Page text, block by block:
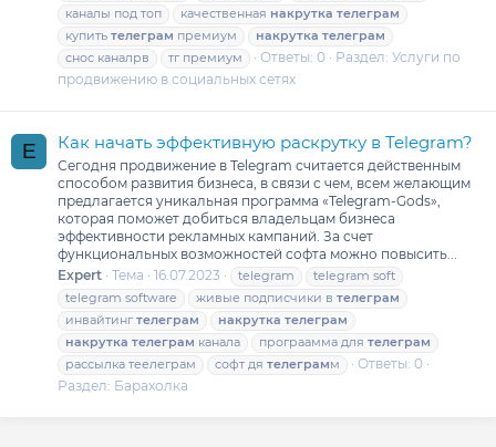
каналы под топ
качественная накрутка телеграм
купить телеграм премиум накрутка телеграм
снос каналрв
тг премиум Ответы: 0 Раздел: Услуги по
продвижению в социальных сетях
E Как начать эффективную раскрутку в Telegram?
Сегодня продвижение в Telegram считается действенным
способом развития бизнеса, в связи с чем, всем желающим
предлагается уникальная программа «Telegram-Gods»,
которая поможет добиться владельцам бизнеса
эффективности рекламных кампаний. За счет
функциональных возможностей софта можно повысить...
Expert Тема 16.07.2023 telegram
telegram soft
telegram software
живые подписчики в телеграм
инвайтинг телеграм накрутка телеграм
накрутка телеграм канала програамма для телеграм
рассылка теелеграм
софт дя телеграмм
Ответы: 0
Раздел: Барахолка